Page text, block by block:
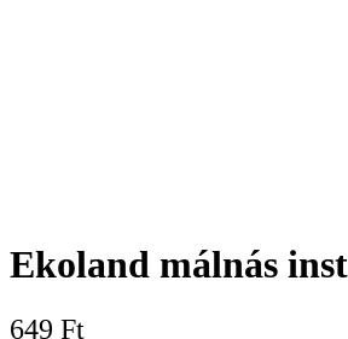
Ekoland málnás
649 Ft